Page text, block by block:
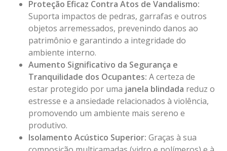
Proteção Eficaz Contra Atos de Vandalismo:
Suporta impactos de pedras, garrafas e outros
objetos arremessados, prevenindo danos ao
patrimônio e garantindo a integridade do
ambiente interno.
Aumento Significativo da Segurança e
Tranquilidade dos Ocupantes: A certeza de
estar protegido por uma janela blindada reduz o
estresse e a ansiedade relacionados à violência,
promovendo um ambiente mais sereno e
produtivo.
Isolamento Acústico Superior: Graças à sua